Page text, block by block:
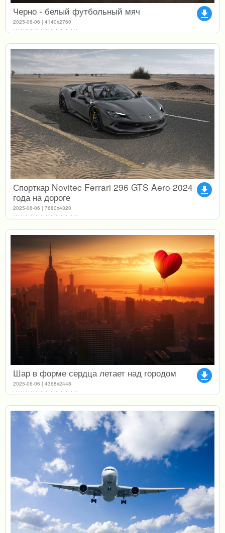
file_download
Черно - белый футбольный мяч
2025-06-06 | 4140x2760
file_download
Спорткар Novitec Ferrari 296 GTS Aero 2024
года на дороге
2025-06-06 | 7680x4320
file_download
Шар в форме сердца летает над городом
2025-06-06 | 4368x2448